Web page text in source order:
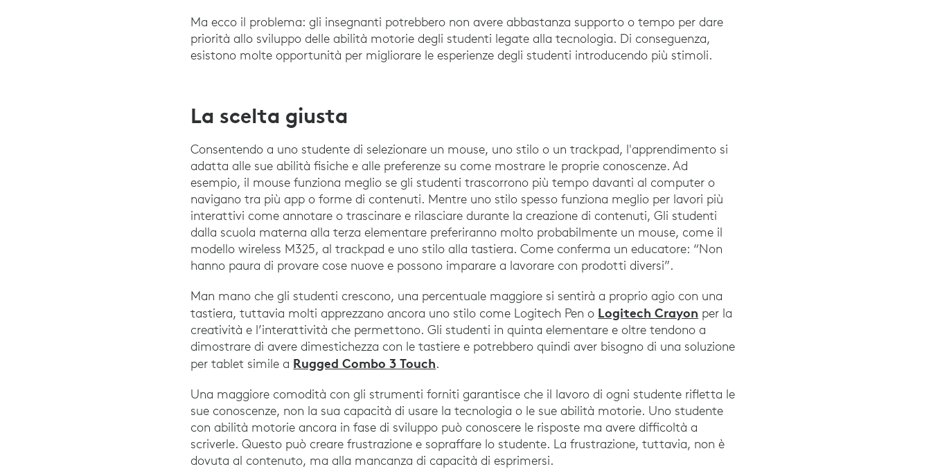
Ma ecco il problema: gli insegnanti potrebbero non avere abbastanza supporto o tempo per dare
priorità allo sviluppo delle abilità motorie degli studenti legate alla tecnologia. Di conseguenza,
esistono molte opportunità per migliorare le esperienze degli studenti introducendo più stimoli.
La scelta giusta
Consentendo a uno studente di selezionare un mouse, uno stilo o un trackpad, l'apprendimento si
adatta alle sue abilità fisiche e alle preferenze su come mostrare le proprie conoscenze. Ad
esempio, il mouse funziona meglio se gli studenti trascorrono più tempo davanti al computer o
navigano tra più app o forme di contenuti. Mentre uno stilo spesso funziona meglio per lavori più
interattivi come annotare o trascinare e rilasciare durante la creazione di contenuti, Gli studenti
dalla scuola materna alla terza elementare preferiranno molto probabilmente un mouse, come il
modello wireless M325, al trackpad e uno stilo alla tastiera. Come conferma un educatore: “Non
hanno paura di provare cose nuove e possono imparare a lavorare con prodotti diversi”.
Man mano che gli studenti crescono, una percentuale maggiore si sentirà a proprio agio con una
tastiera, tuttavia molti apprezzano ancora uno stilo come Logitech Pen o Logitech Crayon per la
creatività e l’interattività che permettono. Gli studenti in quinta elementare e oltre tendono a
dimostrare di avere dimestichezza con le tastiere e potrebbero quindi aver bisogno di una soluzione
per tablet simile a Rugged Combo 3 Touch.
Una maggiore comodità con gli strumenti forniti garantisce che il lavoro di ogni studente rifletta le
sue conoscenze, non la sua capacità di usare la tecnologia o le sue abilità motorie. Uno studente
con abilità motorie ancora in fase di sviluppo può conoscere le risposte ma avere difficoltà a
scriverle. Questo può creare frustrazione e sopraffare lo studente. La frustrazione, tuttavia, non è
dovuta al contenuto, ma alla mancanza di capacità di esprimersi.